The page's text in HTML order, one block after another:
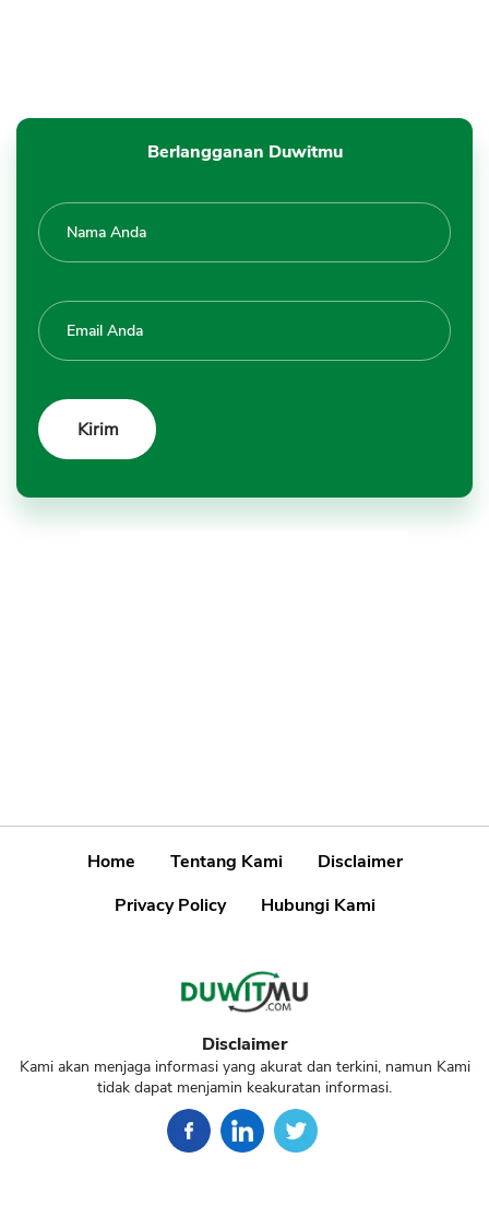
Berlangganan Duwitmu
Home Tentang Kami
Disclaimer
Privacy Policy
Hubungi Kami
Disclaimer
Kami akan menjaga informasi yang akurat dan terkini, namun Kami
tidak dapat menjamin keakuratan informasi.